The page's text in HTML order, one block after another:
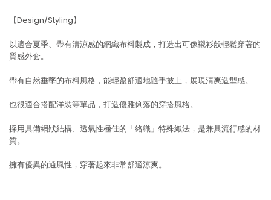
【Design/Styling】
以適合夏季、帶有清涼感的網織布料製成，打造出可像襯衫般輕鬆穿著的
質感外套。
帶有自然垂墜的布料風格，能輕盈舒適地隨手披上，展現清爽造型感。
也很適合搭配洋裝等單品，打造優雅俐落的穿搭風格。
採用具備網狀結構、透氣性極佳的「絡織」特殊織法，是兼具流行感的材
質。
擁有優異的通風性，穿著起來非常舒適涼爽。